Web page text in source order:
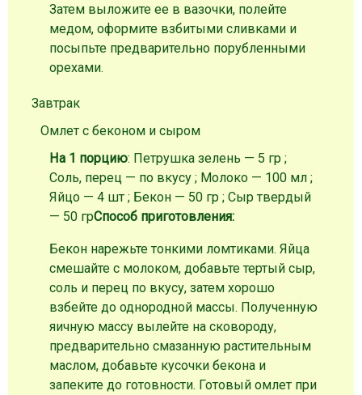
Затем выложите ее в вазочки, полейте
медом, оформите взбитыми сливками и
посыпьте предварительно порубленными
орехами.
Завтрак
Омлет с беконом и сыром
На 1 порцию: Петрушка зелень — 5 гр ;
Соль, перец — по вкусу ; Молоко — 100 мл ;
Яйцо — 4 шт ; Бекон — 50 гр ; Сыр твердый
— 50 грСпособ приготовления:
Бекон нарежьте тонкими ломтиками. Яйца
смешайте с молоком, добавьте тертый сыр,
соль и перец по вкусу, затем хорошо
взбейте до однородной массы. Полученную
яичную массу вылейте на сковороду,
предварительно смазанную растительным
маслом, добавьте кусочки бекона и
запеките до готовности. Готовый омлет при